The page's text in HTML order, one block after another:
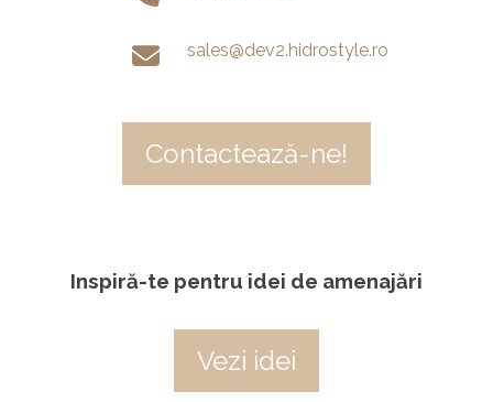
sales@dev2.hidrostyle.ro
Contactează-ne!
Inspiră-te pentru idei de amenajări
Vezi idei